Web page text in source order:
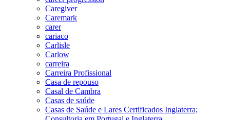
Caregiver
Caremark
carer
cariaco
Carlisle
Carlow
carreira
Carreira Profissional
Casa de repouso
Casal de Cambra
Casas de saúde
Casas de Saúde e Lares Certificados Inglaterra;